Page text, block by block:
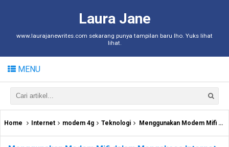
Laura Jane
www.laurajanewrites.com sekarang punya tampilan baru lho. Yuks lihat
lihat.
MENU
Home Internet modem 4g Teknologi Menggunakan Modem Mifi dalam Mengakses Internet